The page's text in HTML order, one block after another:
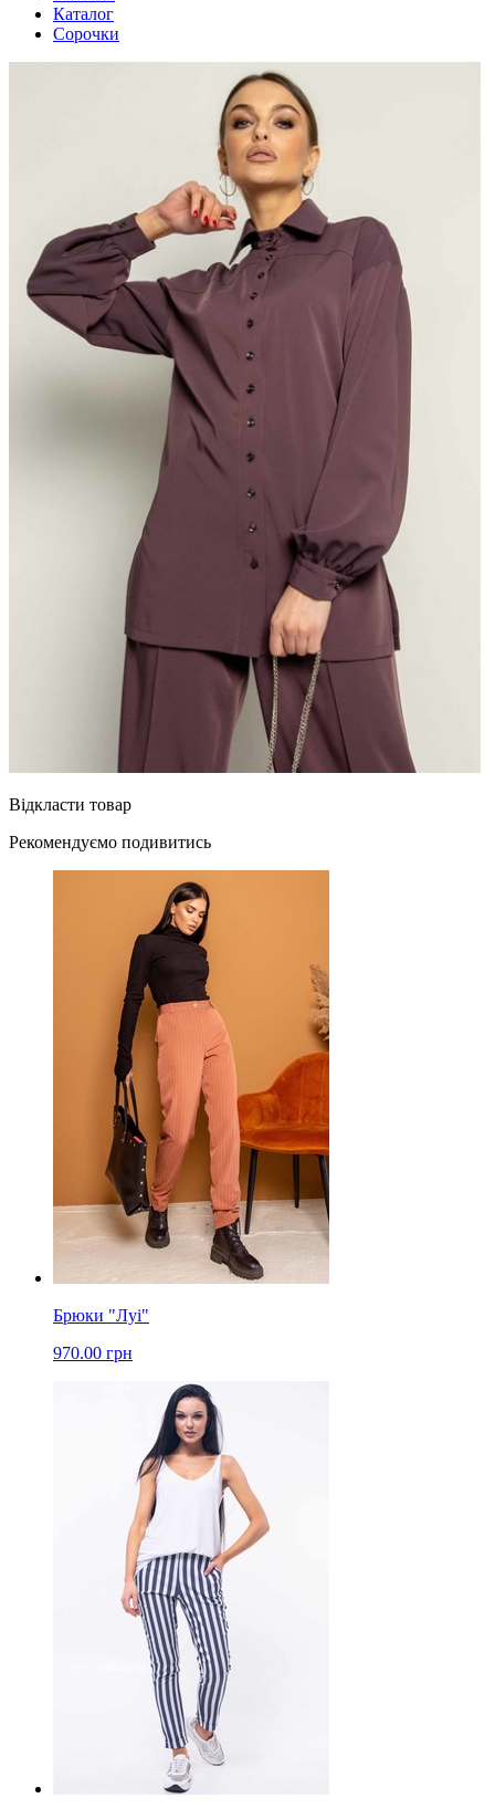
Каталог
Сорочки
Відкласти товар
Рекомендуємо подивитись
Брюки "Луі"
970.00 грн